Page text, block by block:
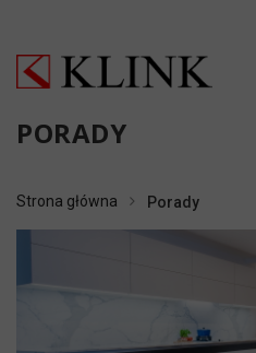
PORADY
Strona główna Porady